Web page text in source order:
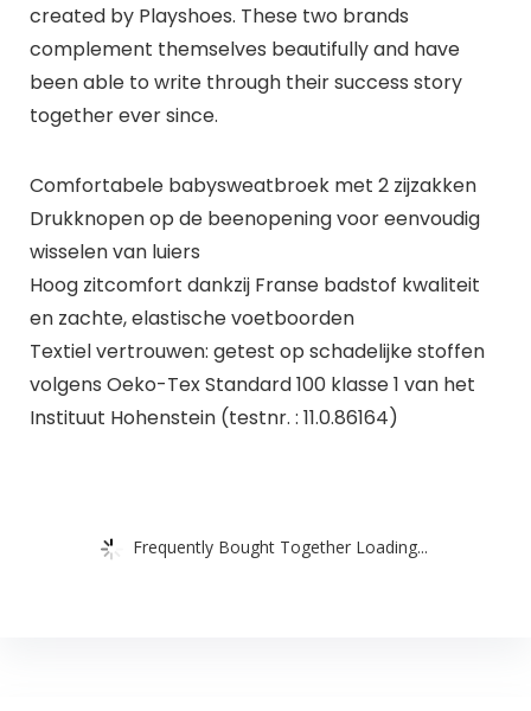
created by Playshoes. These two brands
complement themselves beautifully and have
been able to write through their success story
together ever since.
Comfortabele babysweatbroek met 2 zijzakken
Drukknopen op de beenopening voor eenvoudig
wisselen van luiers
Hoog zitcomfort dankzij Franse badstof kwaliteit
en zachte, elastische voetboorden
Textiel vertrouwen: getest op schadelijke stoffen
volgens Oeko-Tex Standard 100 klasse 1 van het
Instituut Hohenstein (testnr. : 11.0.86164)
Frequently Bought Together Loading...